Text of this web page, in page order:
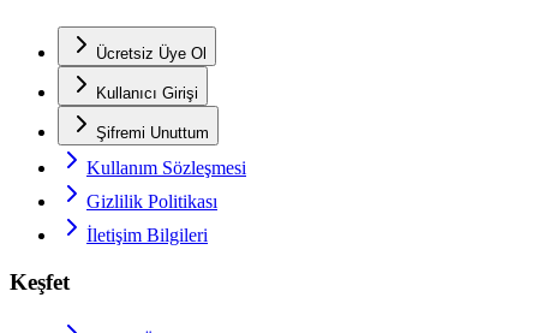
Ücretsiz Üye Ol
Kullanıcı Girişi
Şifremi Unuttum
Kullanım Sözleşmesi
Gizlilik Politikası
İletişim Bilgileri
Keşfet